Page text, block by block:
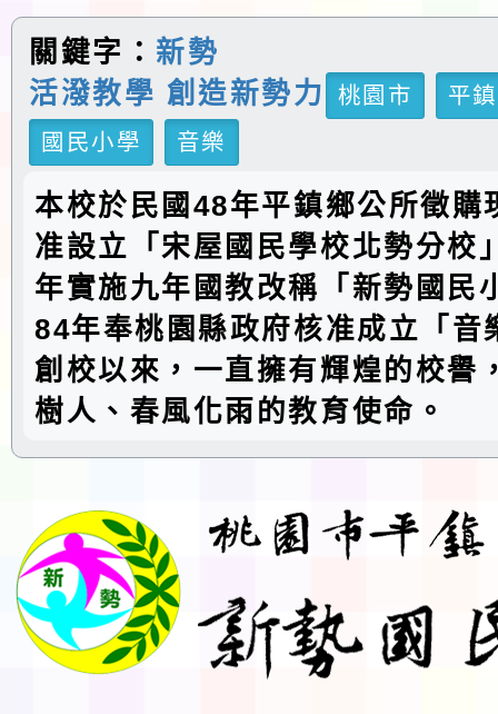
關鍵字： 新勢
活潑教學 創造新勢力
桃園市
平
國民小學
音樂
本校於民國48年平鎮鄉公所徵購
准設立「宋屋國民學校北勢分校
年實施九年國教改稱「新勢國民
84年奉桃園縣政府核准成立「音
創校以來，一直擁有輝煌的校譽
樹人、春風化雨的教育使命。